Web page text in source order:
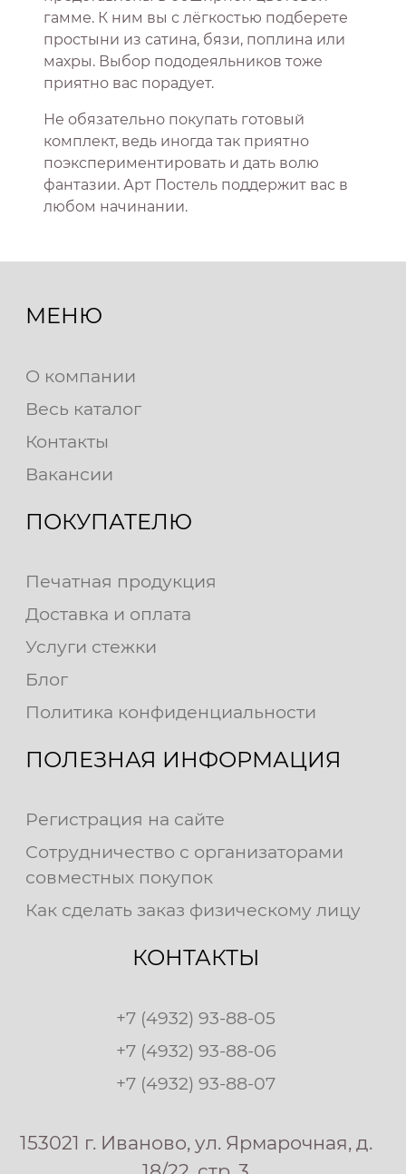
гамме. К ним вы с лёгкостью подберете
простыни из сатина, бязи, поплина или
махры. Выбор пододеяльников тоже
приятно вас порадует.
Не обязательно покупать готовый
комплект, ведь иногда так приятно
поэкспериментировать и дать волю
фантазии. Арт Постель поддержит вас в
любом начинании.
МЕНЮ
О компании
Весь каталог
Контакты
Вакансии
ПОКУПАТЕЛЮ
Печатная продукция
Доставка и оплата
Услуги стежки
Блог
Политика конфиденциальности
ПОЛЕЗНАЯ ИНФОРМАЦИЯ
Регистрация на сайте
Сотрудничество с организаторами
совместных покупок
Как сделать заказ физическому лицу
КОНТАКТЫ
+7 (4932) 93-88-05
+7 (4932) 93-88-06
+7 (4932) 93-88-07
153021 г. Иваново, ул. Ярмарочная, д.